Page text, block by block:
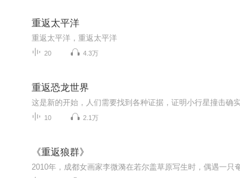
重返太平洋
重返太平洋，重返太平洋
20 4.3万
重返恐龙世界
10 2.1万
《重返狼群》